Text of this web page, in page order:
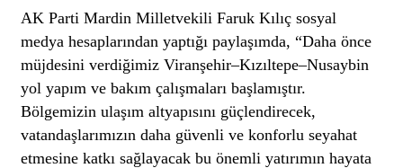
AK Parti Mardin Milletvekili Faruk Kılıç sosyal
medya hesaplarından yaptığı paylaşımda, “Daha önce
müjdesini verdiğimiz Viranşehir–Kızıltepe–Nusaybin
yol yapım ve bakım çalışmaları başlamıştır.
Bölgemizin ulaşım altyapısını güçlendirecek,
vatandaşlarımızın daha güvenli ve konforlu seyahat
etmesine katkı sağlayacak bu önemli yatırımın hayata